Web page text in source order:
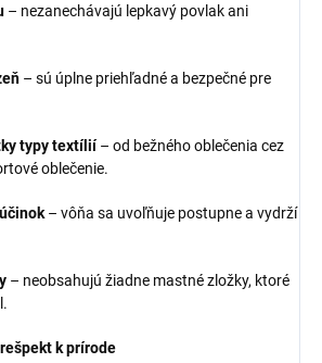
– nezanechávajú lepkavý povlak ani
– sú úplne priehľadné a bezpečné pre
typy textílií– od bežného oblečenia cez
oblečenie.
– vôňa sa uvoľňuje postupne a vydrží
– neobsahujú žiadne mastné zložky, ktoré
k prírode